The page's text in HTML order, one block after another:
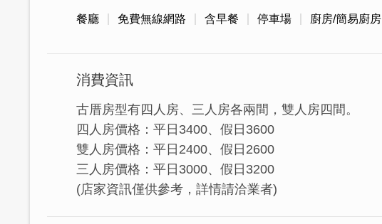
的古厝民宿。
餐廳 免費無線網路 含早餐 停車場 廚房/簡易廚房
消費資訊
古厝房型有四人房、三人房各兩間，雙人房四間。
四人房價格：平日3400、假日3600
雙人房價格：平日2400、假日2600
三人房價格：平日3000、假日3200
(店家資訊僅供參考，詳情請洽業者)